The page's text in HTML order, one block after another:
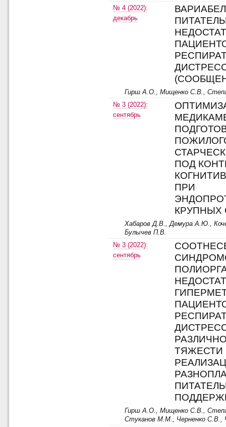
№ 4 (2022):
декабрь
Гирш А.О., Мищенко С.В.,
№ 3 (2022):
сентябрь
ПОД
ПРИ
КРУПНЫХ
Хабаров Д.В., Демура А.Ю.,
Булычев П.В.
№ 3 (2022):
сентябрь
ТЯЖЕСТИ
Гирш А.О., Мищенко С.В.,
Стуканов М.М., Черненко